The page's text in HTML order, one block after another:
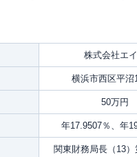
株式会社エ
横浜市西区平沼
50万円
年17.9507％、年
関東財務局長（13）